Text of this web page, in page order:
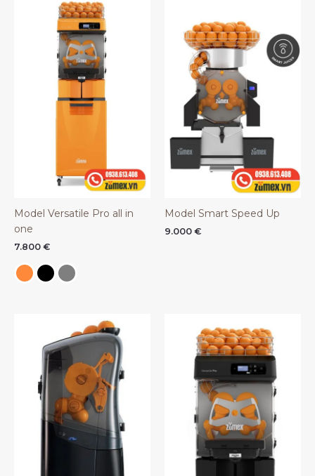
Model Versatile Pro all in
one
7.800 €
Model Smart Speed Up
9.000 €